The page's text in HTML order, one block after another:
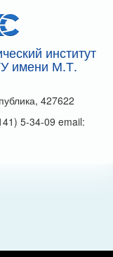
институт
имени М.Т.
427622
5-34-09 email: